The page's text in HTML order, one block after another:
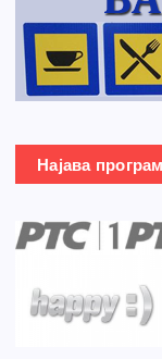
Најава